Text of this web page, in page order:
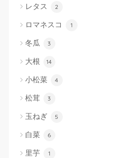
レタス 2
ロマネスコ 1
冬瓜 3
大根 14
小松菜 4
松茸 3
玉ねぎ 5
白菜 6
里芋 1